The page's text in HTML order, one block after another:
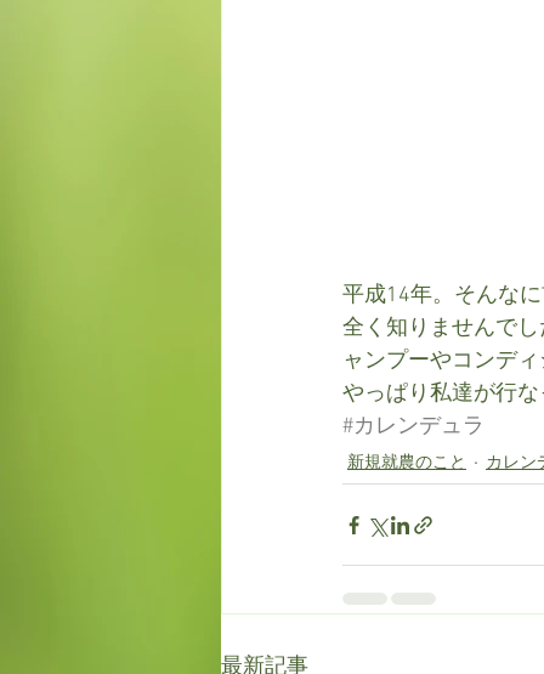
平成14年。そんな
全く知りませんで
ャンプーやコンデ
やっぱり私達が行
#カレンデュラ
新規就農のこと カレン
最新記事